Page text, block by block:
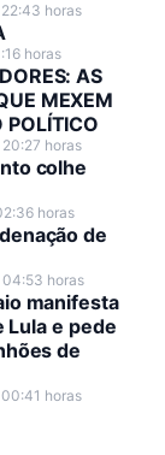
horas
horas
AS
MEXEM
POLÍTICO
horas
colhe
horas
de
04:53 horas
Lula e pede
de
horas